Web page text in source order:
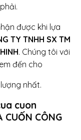
được khi lựa
TY TNHH SX TM
. Chúng tôi với
đến cho
nhất.
cuon
CUỐN CÔNG